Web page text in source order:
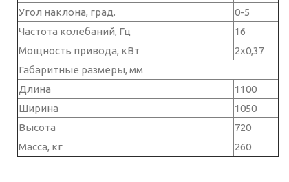
Угол наклона, град.
0-5
Частота колебаний, Гц
16
Мощность привода, кВт
2х0,37
Габаритные размеры, мм
Длина
1100
Ширина
1050
Высота
720
Масса, кг
260